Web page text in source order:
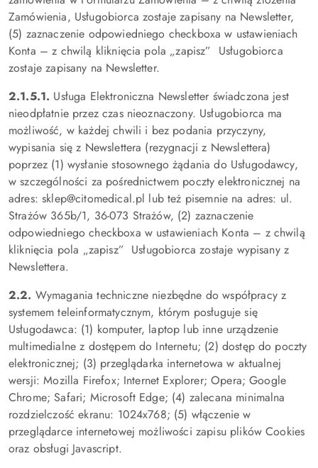
Zamówienia, Usługobiorca zostaje zapisany na Newsletter,
(5) zaznaczenie odpowiedniego checkboxa w ustawieniach
Konta – z chwilą kliknięcia pola „zapisz” Usługobiorca
zostaje zapisany na Newsletter.
2.1.5.1. Usługa Elektroniczna Newsletter świadczona jest
nieodpłatnie przez czas nieoznaczony. Usługobiorca ma
możliwość, w każdej chwili i bez podania przyczyny,
wypisania się z Newslettera (rezygnacji z Newslettera)
poprzez (1) wysłanie stosownego żądania do Usługodawcy,
w szczególności za pośrednictwem poczty elektronicznej na
adres: sklep@citomedical.pl lub też pisemnie na adres: ul.
Strażów 365b/1, 36-073 Strażów, (2) zaznaczenie
odpowiedniego checkboxa w ustawieniach Konta – z chwilą
kliknięcia pola „zapisz” Usługobiorca zostaje wypisany z
Newslettera.
2.2. Wymagania techniczne niezbędne do współpracy z
systemem teleinformatycznym, którym posługuje się
Usługodawca: (1) komputer, laptop lub inne urządzenie
multimedialne z dostępem do Internetu; (2) dostęp do poczty
elektronicznej; (3) przeglądarka internetowa w aktualnej
wersji: Mozilla Firefox; Internet Explorer; Opera; Google
Chrome; Safari; Microsoft Edge; (4) zalecana minimalna
rozdzielczość ekranu: 1024x768; (5) włączenie w
przeglądarce internetowej możliwości zapisu plików Cookies
oraz obsługi Javascript.